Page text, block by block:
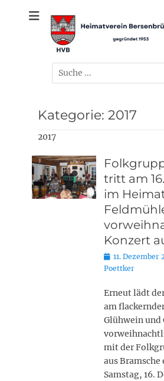
gegründet 1953
Suchen
nach:
Kategorie: 2017
2017
tritt am
im
Konzert
Posted
on
11. Dezember
Poettker
Erneut lädt
am
Glühwein und
mit der
aus Bramsche
Samstag, 16.